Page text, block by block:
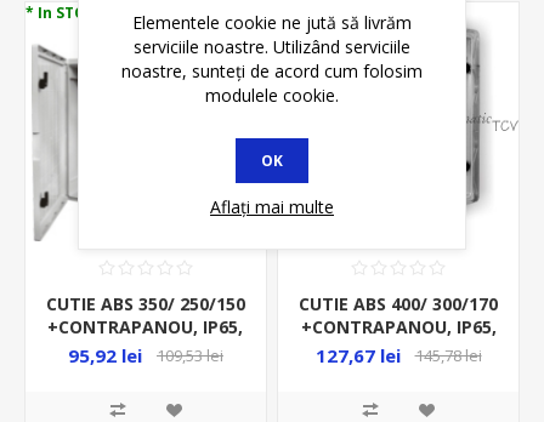
* In STOC
CUTIE ABS 350/ 250/150
+CONTRAPANOU, IP65,
USA MATA, ( MIP )
95,92 lei 109,53 lei
Stoc Limitat
CUTIE ABS 400/ 300/170
+CONTRAPANOU, IP65,
USA TRANSPARENTA,
127,67 lei 145,78 lei
Elementele cookie ne jută să livrăm
serviciile noastre. Utilizând serviciile
noastre, sunteți de acord cum folosim
modulele cookie.
OK
Aflați mai multe